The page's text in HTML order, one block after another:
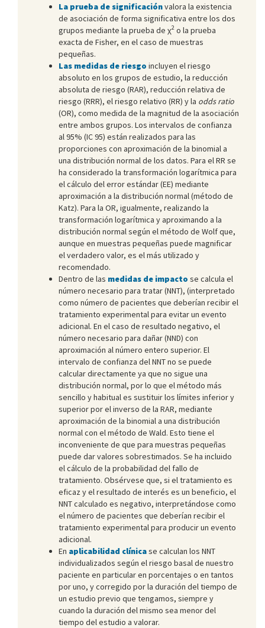
La prueba de significaciónvalora la existencia
de asociación de forma significativa entre los dos
grupos mediante la prueba de χ2 o la prueba
exacta de Fisher, en el caso de muestras
pequeñas.
Las medidas de riesgo incluyen el riesgo
absoluto en los grupos de estudio, la reducción
absoluta de riesgo (RAR), reducción relativa de
riesgo (RRR), el riesgo relativo (RR) y la odds ratio
(OR), como medida de la magnitud de la asociación
entre ambos grupos. Los intervalos de confianza
al 95% (IC 95) están realizados para las
proporciones con aproximación de la binomial a
una distribución normal de los datos. Para el RR se
ha considerado la transformación logarítmica para
el cálculo del error estándar (EE) mediante
aproximación a la distribución normal (método de
Katz). Para la OR, igualmente, realizando la
transformación logarítmica y aproximando a la
distribución normal según el método de Wolf que,
aunque en muestras pequeñas puede magnificar
el verdadero valor, es el más utilizado y
recomendado.
Dentro de las medidas de impacto se calcula el
número necesario para tratar (NNT), (interpretado
como número de pacientes que deberían recibir el
tratamiento experimental para evitar un evento
adicional. En el caso de resultado negativo, el
número necesario para dañar (NND) con
aproximación al número entero superior. El
intervalo de confianza del NNT no se puede
calcular directamente ya que no sigue una
distribución normal, por lo que el método más
sencillo y habitual es sustituir los límites inferior y
superior por el inverso de la RAR, mediante
aproximación de la binomial a una distribución
normal con el método de Wald. Esto tiene el
inconveniente de que para muestras pequeñas
puede dar valores sobrestimados. Se ha incluido
el cálculo de la probabilidad del fallo de
tratamiento. Obsérvese que, si el tratamiento es
eficaz y el resultado de interés es un beneficio, el
NNT calculado es negativo, interpretándose como
el número de pacientes que deberían recibir el
tratamiento experimental para producir un evento
adicional.
En aplicabilidad clínicase calculan los NNT
individualizados según el riesgo basal de nuestro
paciente en particular en porcentajes o en tantos
por uno, y corregido por la duración del tiempo de
un estudio previo que tengamos, siempre y
cuando la duración del mismo sea menor del
tiempo del estudio a valorar.